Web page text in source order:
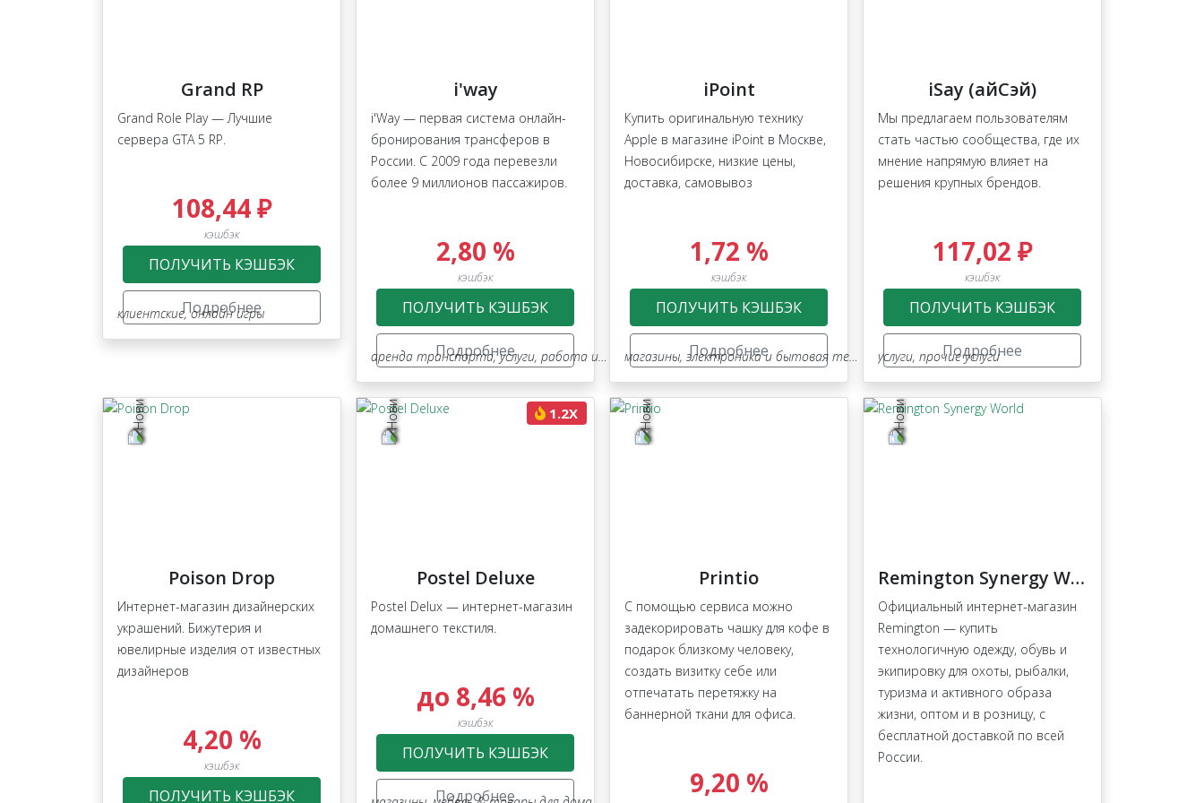
Grand RP
Grand Role Play — Лучшие
сервера GTA 5 RP.
клиентские,онлайн игры
108,44 ₽
кэшбэк
ПОЛУЧИТЬ КЭШБЭК
Подробнее
i'way
i'Way — первая система онлайн-
бронирования трансферов в
России. С 2009 года перевезли
более 9 миллионов пассажиров.
аренда транспорта,услуги, работа и образование , туризм, путешествия
2,80 %
кэшбэк
ПОЛУЧИТЬ КЭШБЭК
Подробнее
iPoint
Купить оригинальную технику
Apple в магазине iPoint в Москве,
Новосибирске, низкие цены,
доставка, самовывоз
магазины, электроника и бытовая техника
1,72 %
кэшбэк
ПОЛУЧИТЬ КЭШБЭК
Подробнее
iSay (айСэй)
Мы предлагаем пользователям
стать частью сообщества, где их
мнение напрямую влияет на
решения крупных брендов.
услуги, прочие услуги
117,02 ₽
кэшбэк
ПОЛУЧИТЬ КЭШБЭК
Подробнее
Poison Drop
Интернет-магазин дизайнерских
украшений. Бижутерия и
ювелирные изделия от известных
дизайнеров
4,20 %
кэшбэк
ПОЛУЧИТЬ КЭШБЭК
1.2X
Postel Deluxe
Postel Delux — интернет-магазин
домашнего текстиля.
до 8,46 %
кэшбэк
ПОЛУЧИТЬ КЭШБЭК
Подробнее
Printio
С помощью сервиса можно
задекорировать чашку для кофе в
подарок близкому человеку,
создать визитку себе или
отпечатать перетяжку на
баннерной ткани для офиса.
9,20 %
Remington Synergy World
Официальный интернет-магазин
Remington — купить
технологичную одежду, обувь и
экипировку для охоты, рыбалки,
туризма и активного образа
жизни, оптом и в розницу, с
бесплатной доставкой по всей
России.